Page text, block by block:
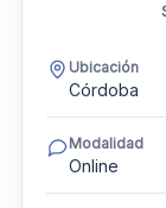
Ubicación
Córdoba
Modalidad
Online